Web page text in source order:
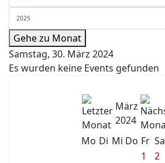
Gehe zu Monat
Samstag, 30. März 2024
Es wurden keine Events gefunden
März
2024
Mo Di Mi Do Fr Sa
1
2